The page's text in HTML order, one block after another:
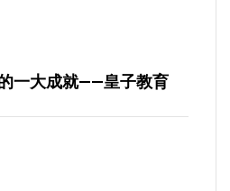
一大成就——皇子教育